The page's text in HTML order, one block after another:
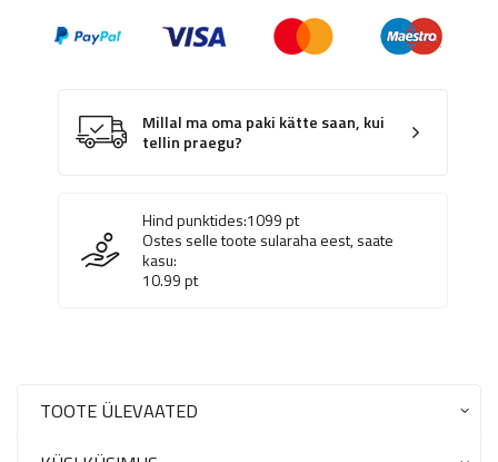
Millal ma oma paki kätte saan, kui
tellin praegu?
Hind punktides:1099pt
Ostes selle toote sularaha eest, saate
kasu:
10.99pt
TOOTE ÜLEVAATED